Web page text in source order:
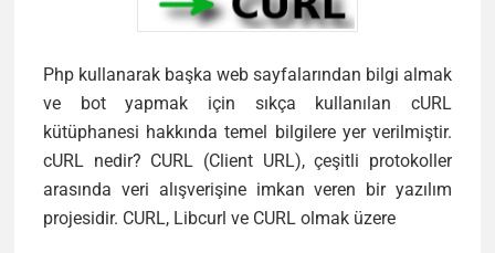
Php kullanarak başka web sayfalarından bilgi almak
ve bot yapmak için sıkça kullanılan cURL
kütüphanesi hakkında temel bilgilere yer verilmiştir.
cURL nedir? CURL (Client URL), çeşitli protokoller
arasında veri alışverişine imkan veren bir yazılım
projesidir. CURL, Libcurl ve CURL olmak üzere